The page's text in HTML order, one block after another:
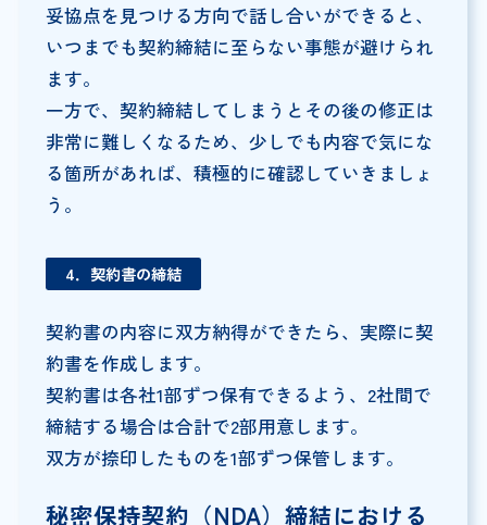
妥協点を見つける方向で話し合いができると、
いつまでも契約締結に至らない事態が避けられ
ます。
一方で、契約締結してしまうとその後の修正は
非常に難しくなるため、少しでも内容で気にな
る箇所があれば、積極的に確認していきましょ
う。
4．契約書の締結
契約書の内容に双方納得ができたら、実際に契
約書を作成します。
契約書は各社1部ずつ保有できるよう、2社間で
締結する場合は合計で2部用意します。
双方が捺印したものを1部ずつ保管します。
秘密保持契約（NDA）締結における